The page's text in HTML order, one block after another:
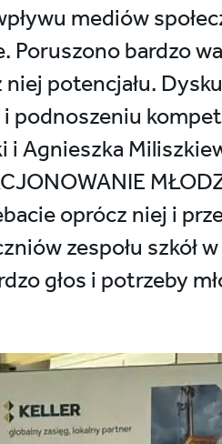
mediów
Poruszono bardzo
potencjału.
i Agnieszka
oprócz niej i
zespołu szkół
głos i potrzeby